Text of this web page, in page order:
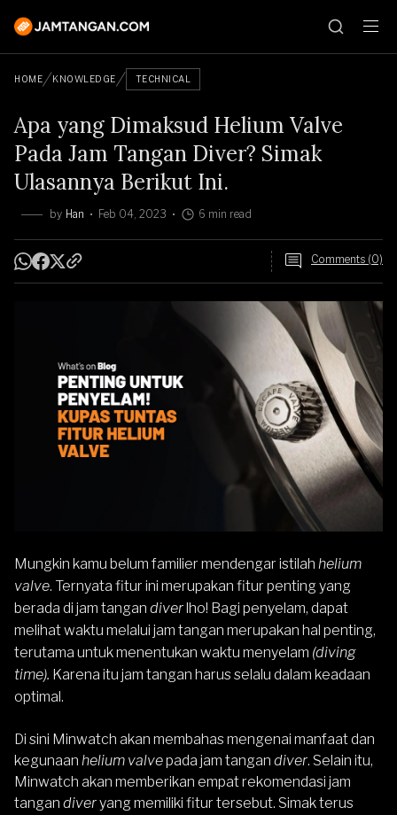
HOME KNOWLEDGE TECHNICAL
Apa yang Dimaksud Helium Valve
Pada Jam Tangan Diver? Simak
Ulasannya Berikut Ini.
by Han Feb 04, 2023 6 min read
Comments (0)
Mungkin kamu belum familier mendengar istilah helium
valve. Ternyata fitur ini merupakan fitur penting yang
berada di jam tangan diverlho! Bagi penyelam, dapat
melihat waktu melalui jam tangan merupakan hal penting,
terutama untuk menentukan waktu menyelam (diving
time). Karena itu jam tangan harus selalu dalam keadaan
optimal.
Di sini Minwatch akan membahas mengenai manfaat dan
kegunaan helium valvepada jam tangan diver. Selain itu,
Minwatch akan memberikan empat rekomendasi jam
tangan diveryang memiliki fitur tersebut. Simak terus